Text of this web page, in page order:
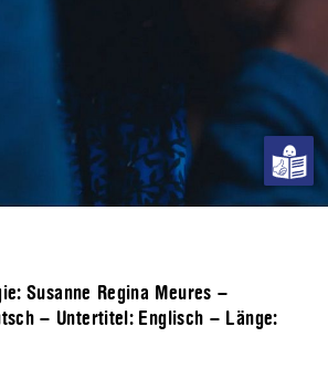
Susanne Regina Meures –
– Untertitel: Englisch – Länge: